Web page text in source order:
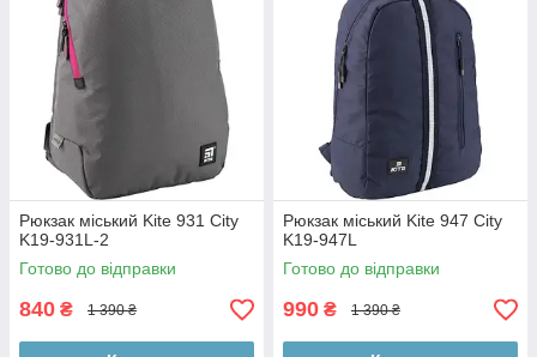
Рюкзак міський Kite 931 City
K19-931L-2
Готово до відправки
840 ₴ 1 390 ₴
Рюкзак міський Kite 947 City
K19-947L
Готово до відправки
990 ₴ 1 390 ₴